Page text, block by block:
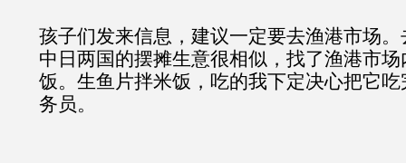
孩子们发来信息，建议一定要去渔港市场
中日两国的摆摊生意很相似，找了渔港市
饭。生鱼片拌米饭，吃的我下定决心把它
务员。